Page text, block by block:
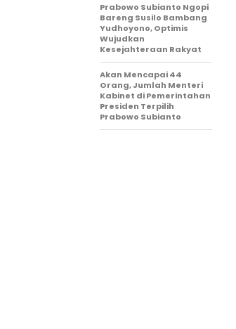
Prabowo Subianto Ngopi
Bareng Susilo Bambang
Yudhoyono, Optimis
Wujudkan
Kesejahteraan Rakyat
Akan Mencapai 44
Orang, Jumlah Menteri
Kabinet di Pemerintahan
Presiden Terpilih
Prabowo Subianto ​​